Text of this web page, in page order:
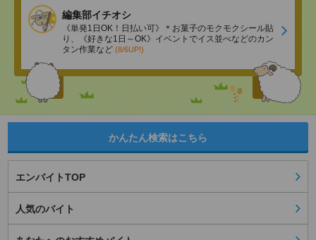
編集部イチオシ
《単発1日OK！日払い可》＊お菓子のモクモクシール貼
り、《好きな1日～OK》イベントでイス並べなどのカン
タン作業など (8/6UP!)
かんたん検索はこちら
エンバイトTOP
人気のバイト